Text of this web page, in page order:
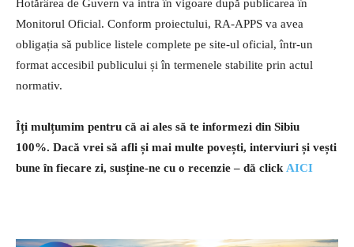
Hotărârea de Guvern va intra în vigoare după publicarea în
Monitorul Oficial. Conform proiectului, RA-APPS va avea
obligația să publice listele complete pe site-ul oficial, într-un
format accesibil publicului și în termenele stabilite prin actul
normativ.
Îți mulțumim pentru că ai ales să te informezi din Sibiu
100%. Dacă vrei să afli și mai multe povești, interviuri și vești
bune în fiecare zi, susține-ne cu o recenzie – dă click AICI